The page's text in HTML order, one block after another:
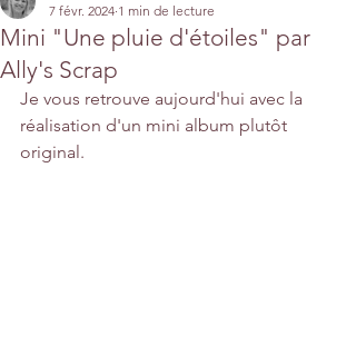
Mini "Une pluie d'étoiles" par
Ally's Scrap
7 févr. 2024 1 min de lecture
Je vous retrouve aujourd'hui avec la
réalisation d'un mini album plutôt
original.